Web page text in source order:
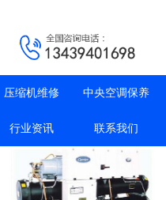
压缩机维修 中央空调保养
行业资讯 联系我们